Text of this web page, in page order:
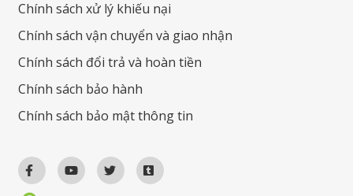
Chính sách xử lý khiếu nại
Chính sách vận chuyển và giao nhận
Chính sách đổi trả và hoàn tiền
Chính sách bảo hành
Chính sách bảo mật thông tin